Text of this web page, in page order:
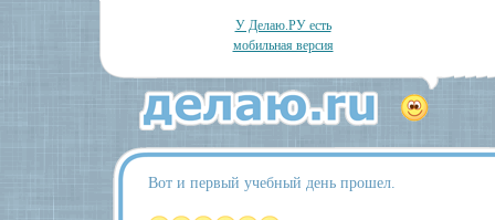
У Делаю.РУ есть
мобильная версия
Вот и первый учебный день прошел.